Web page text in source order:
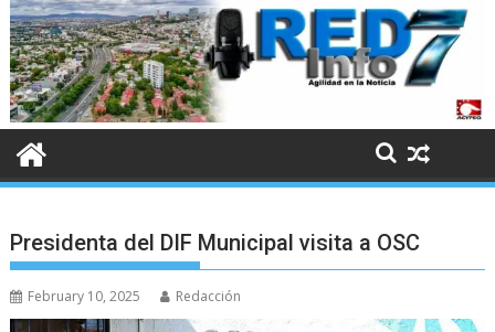
Presidenta del DIF Municipal visita a OSC
February 10, 2025 Redacción